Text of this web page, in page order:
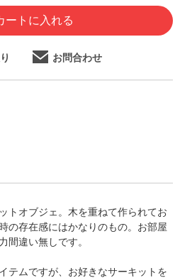
ートに入れる
お問合わせ
トオブジェ。木を重ねて作られてお
の存在感にはかなりのもの。お部屋
間違い無しです。
テムですが、お好きなサーキットを